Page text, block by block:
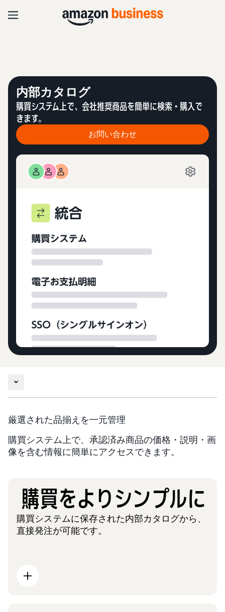
内部カタログ
購買システム上で、会社推奨商品を簡単に検索・購入で
きます。
お問い合わせ
厳選された品揃えを一元管理
購買システム上で、承認済み商品の価格・説明・画
像を含む情報に簡単にアクセスできます。
購買をよりシンプルに
購買システムに保存された内部カタログから、
直接発注が可能です。